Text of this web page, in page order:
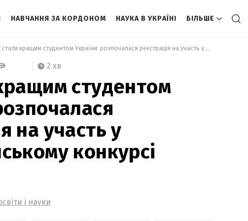
НАВЧАННЯ ЗА КОРДОНОМ НАУКА В УКРАЇНІ БІЛЬШЕ
Як стати кращим студентом України: розпочалася реєстрація на участь у всеукраїнському конкурсі
2 хв
студентом
на участь у
конкурсі
і науки